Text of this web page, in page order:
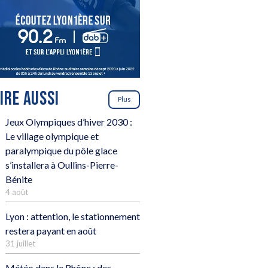
AUSSI Plus
Jeux Olympiques d’hiver 2030 :
Le village olympique et
paralympique du pôle glace
s’installera à Oullins-Pierre-
Bénite
4 août
Lyon : attention, le stationnement
restera payant en août
31 juillet